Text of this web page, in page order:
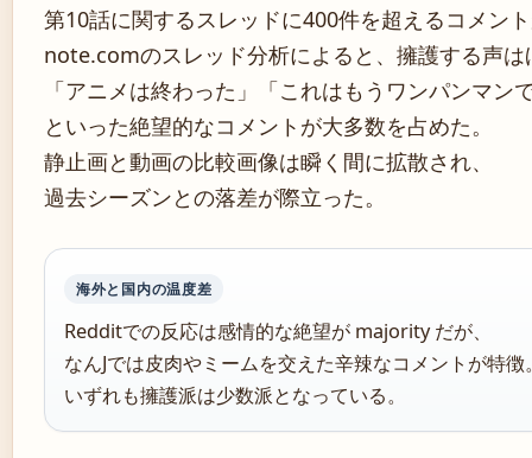
第10話に関するスレッドに400件を超えるコメン
note.comのスレッド分析によると、擁護する声は
「アニメは終わった」「これはもうワンパンマン
といった絶望的なコメントが大多数を占めた。
静止画と動画の比較画像は瞬く間に拡散され、
過去シーズンとの落差が際立った。
海外と国内の温度差
Redditでの反応は感情的な絶望が majority だが、
なんJでは皮肉やミームを交えた辛辣なコメントが特徴
いずれも擁護派は少数派となっている。